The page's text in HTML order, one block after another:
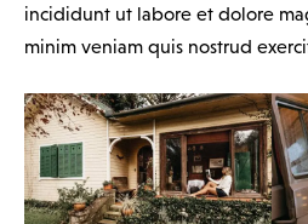
incididunt ut labore et dolore
minim veniam quis nostrud